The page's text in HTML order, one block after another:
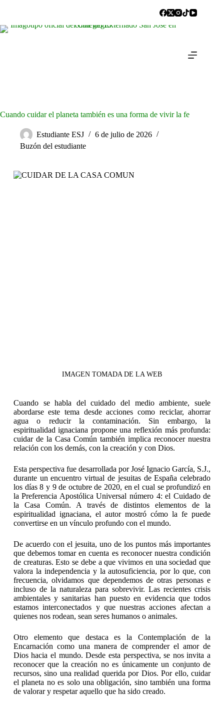
Cuando cuidar el planeta también es una forma de vivir la fe
Estudiante ESJ
6 de julio de 2026
Buzón del estudiante
IMAGEN TOMADA DE LA WEB
Cuando se habla del cuidado del medio ambiente, suele
abordarse este tema desde acciones como reciclar, ahorrar
agua o reducir la contaminación. Sin embargo, la
espiritualidad ignaciana propone una reflexión más profunda:
cuidar de la Casa Común también implica reconocer nuestra
relación con los demás, con la creación y con Dios.
Esta perspectiva fue desarrollada por José Ignacio García, S.J.,
durante un encuentro virtual de jesuitas de España celebrado
los días 8 y 9 de octubre de 2020, en el cual se profundizó en
la Preferencia Apostólica Universal número 4: el Cuidado de
la Casa Común. A través de distintos elementos de la
espiritualidad ignaciana, el autor mostró cómo la fe puede
convertirse en un vínculo profundo con el mundo.
De acuerdo con el jesuita, uno de los puntos más importantes
que debemos tomar en cuenta es reconocer nuestra condición
de creaturas. Esto se debe a que vivimos en una sociedad que
valora la independencia y la autosuficiencia, por lo que, con
frecuencia, olvidamos que dependemos de otras personas e
incluso de la naturaleza para sobrevivir. Las recientes crisis
ambientales y sanitarias han puesto en evidencia que todos
estamos interconectados y que nuestras acciones afectan a
quienes nos rodean, sean seres humanos o animales.
Otro elemento que destaca es la Contemplación de la
Encarnación como una manera de comprender el amor de
Dios hacia el mundo. Desde esta perspectiva, se nos invita a
reconocer que la creación no es únicamente un conjunto de
recursos, sino una realidad querida por Dios. Por ello, cuidar
el planeta no es solo una obligación, sino también una forma
de valorar y respetar aquello que ha sido creado.